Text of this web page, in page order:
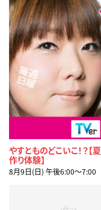
やすとものどこいこ！？
作り体験】
8月9日(日) 午後6:00〜7:00